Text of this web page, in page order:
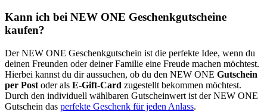
Kann ich bei NEW ONE Geschenkgutscheine
kaufen?
Der NEW ONE Geschenkgutschein ist die perfekte Idee, wenn du
deinen Freunden oder deiner Familie eine Freude machen möchtest.
Hierbei kannst du dir aussuchen, ob du den NEW ONE Gutschein
per Post oder als E-Gift-Card zugestellt bekommen möchtest.
Durch den individuell wählbaren Gutscheinwert ist der NEW ONE
Gutschein das perfekte Geschenk für jeden Anlass.